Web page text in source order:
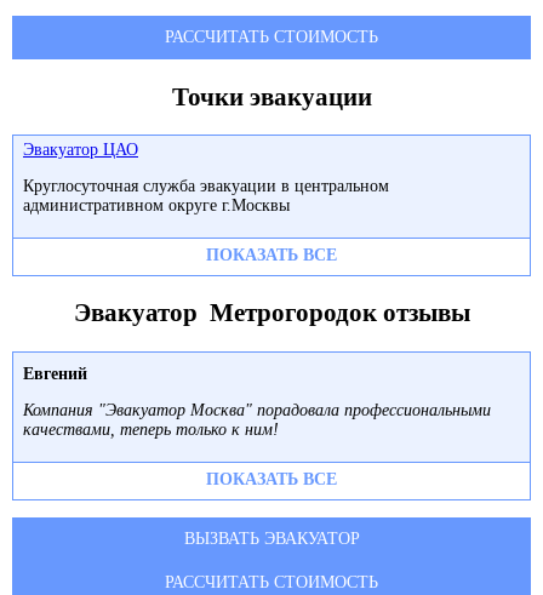
РАССЧИТАТЬ СТОИМОСТЬ
Точки эвакуации
Эвакуатор ЦАО
Круглосуточная служба эвакуации в центральном
административном округе г.Москвы
ПОКАЗАТЬ ВСЕ
Эвакуатор Метрогородок отзывы
Евгений
Компания "Эвакуатор Москва" порадовала профессиональными
качествами, теперь только к ним!
ПОКАЗАТЬ ВСЕ
ВЫЗВАТЬ ЭВАКУАТОР
РАССЧИТАТЬ СТОИМОСТЬ